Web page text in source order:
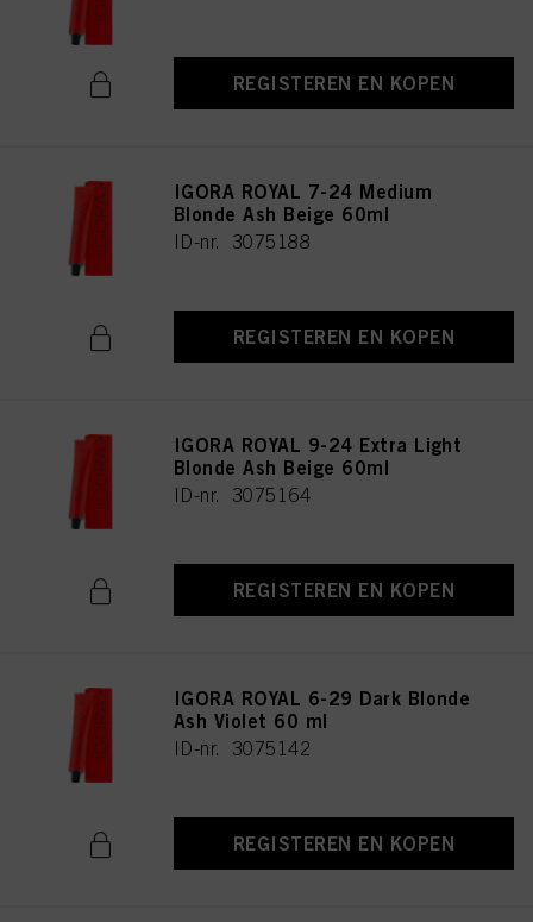
REGISTEREN EN KOPEN
IGORA ROYAL 7-24 Medium
Blonde Ash Beige 60ml
ID-nr. 3075188
REGISTEREN EN KOPEN
IGORA ROYAL 9-24 Extra Light
Blonde Ash Beige 60ml
ID-nr. 3075164
REGISTEREN EN KOPEN
IGORA ROYAL 6-29 Dark Blonde
Ash Violet 60 ml
ID-nr. 3075142
REGISTEREN EN KOPEN